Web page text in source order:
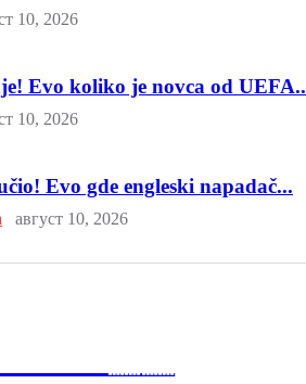
10, 2026
Evo koliko je novca od
10, 2026
Evo gde engleski napadač...
август 10, 2026